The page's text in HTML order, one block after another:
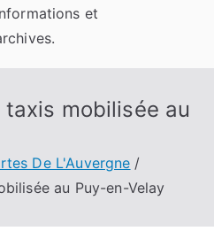
et
mobilisée au
De L'Auvergne
au Puy-en-Velay